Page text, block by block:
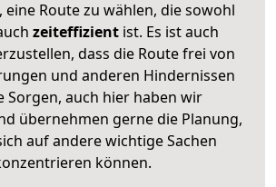
eine Route zu wählen, die sowohl
zeiteffizientist. Es ist auch
dass die Route frei von
und anderen Hindernissen
Sorgen, auch hier haben wir
übernehmen gerne die Planung,
auf andere wichtige Sachen
können.